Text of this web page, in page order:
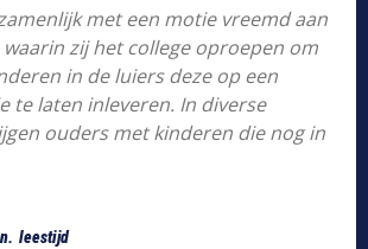
met een motie vreemd aan
zij het college oproepen om
in de luiers deze op een
te laten inleveren. In diverse
ouders met kinderen die nog in
leestijd